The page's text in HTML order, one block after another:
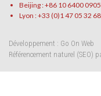
Beijing : +86 10 6400 0905
Lyon : +33 (0)1 47 05 32 68
Développement : Go On Web
Référencement naturel (SEO)